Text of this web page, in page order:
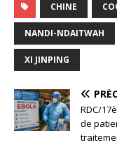
CHINE
NANDI-NDAITWAH
XI JINPING
RDC/
de